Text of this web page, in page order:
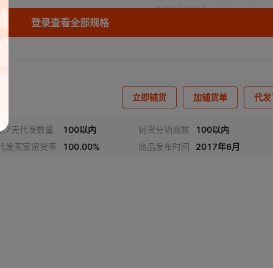
库存10000个
登录查看全部规格
立即铺货 加铺货单 代
7天代发数量 100以内 铺货分销商数
100以内
发买家留货率 100.00% 商品发布时间 2017年6月